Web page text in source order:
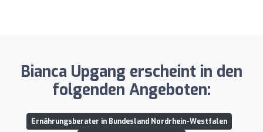
Bianca Upgang erscheint in den
folgenden Angeboten:
Ernährungsberater in Bundesland Nordrhein-Westfalen